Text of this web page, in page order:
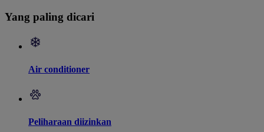
Yang paling dicari
Air conditioner
Peliharaan diizinkan